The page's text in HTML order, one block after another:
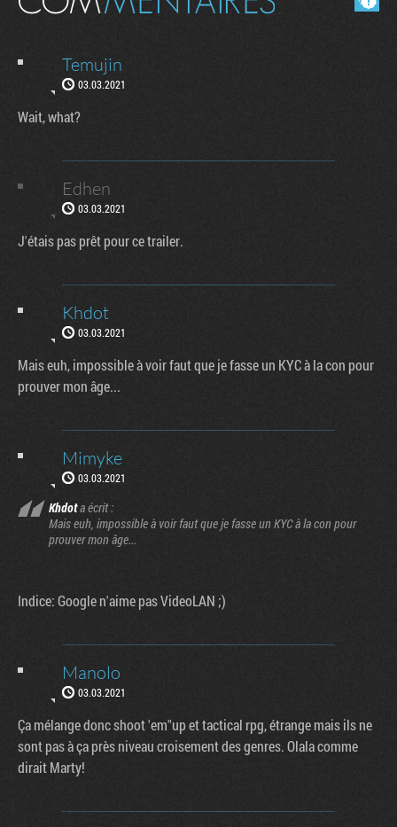
Temujin
03.03.2021
Wait, what?
Edhen
03.03.2021
J'étais pas prêt pour ce trailer.
Khdot
03.03.2021
Mais euh, impossible à voir faut que je fasse un KYC à la con pour
prouver mon âge...
Mimyke
03.03.2021
Khdota écrit :
Mais euh, impossible à voir faut que je fasse un KYC à la con pour
prouver mon âge...
Indice: Google n'aime pas VideoLAN ;)
Manolo
03.03.2021
Ça mélange donc shoot 'em"up et tactical rpg, étrange mais ils ne
sont pas à ça près niveau croisement des genres. Olala comme
dirait Marty!